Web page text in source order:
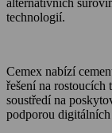
technologií.
Cemex nabízí
řešení na rostoucích
soustředí na
podporou